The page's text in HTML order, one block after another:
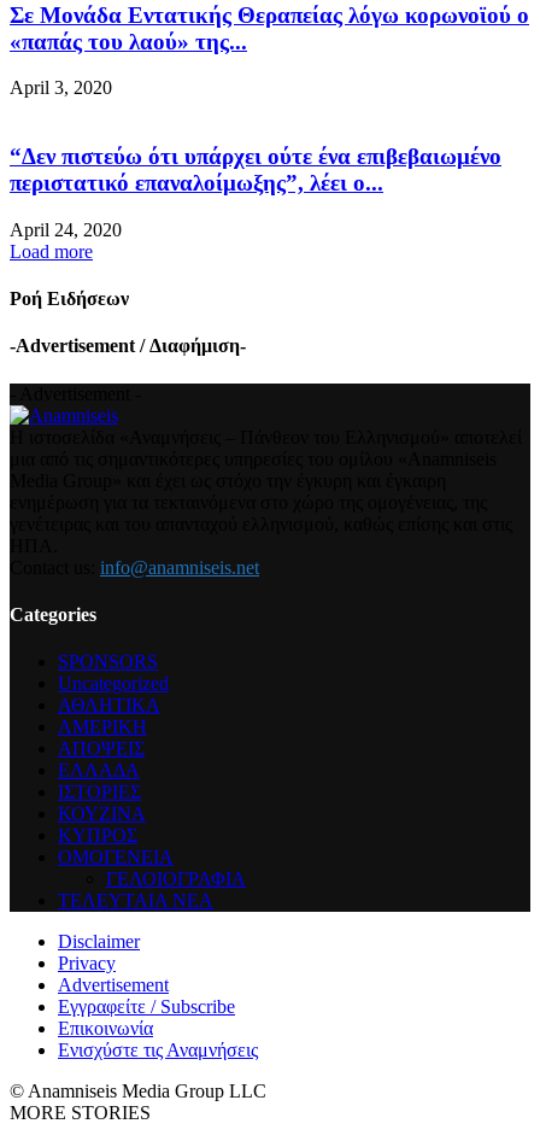
Σε Μονάδα Εντατικής Θεραπείας λόγω κορωνοϊού ο
«παπάς του λαού» της...
April 3, 2020
“Δεν πιστεύω ότι υπάρχει ούτε ένα επιβεβαιωμένο
περιστατικό επαναλοίμωξης”, λέει ο...
April 24, 2020
Load more
Ροή Ειδήσεων
-Advertisement / Διαφήμιση-
info@anamniseis.net
Categories
SPONSORS
Uncategorized
ΑΘΛΗΤΙΚΑ
ΑΜΕΡΙΚΗ
ΑΠΟΨΕΙΣ
ΕΛΛΑΔΑ
ΙΣΤΟΡΙΕΣ
ΚΟΥΖΙΝΑ
ΚΥΠΡΟΣ
ΟΜΟΓΕΝΕΙΑ
ΓΕΛΟΙΟΓΡΑΦΙΑ
ΤΕΛΕΥΤΑΙΑ ΝΕΑ
Disclaimer
Privacy
Advertisement
Εγγραφείτε / Subscribe
Επικοινωνία
Ενισχύστε τις Αναμνήσεις
© Anamniseis Media Group LLC
MORE STORIES